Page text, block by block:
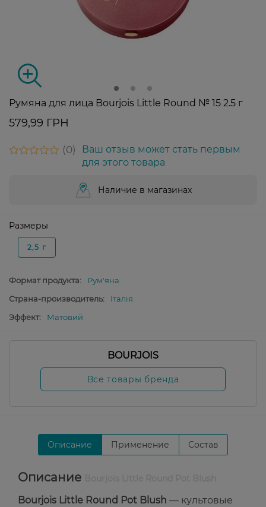
Румяна для лица Bourjois Little Round № 15 2.5 г
579,99 ГРН
0
Ваш отзыв может стать первым
для этого товара
Наличие в магазинах
Размеры
2,5 г
Формат продукта:
Рум'яна
Страна-производитель:
Італія
Эффект:
Матовий
BOURJOIS
Все товары бренда
Описание Применение Состав
Описание
Bourjois Little Round Pot Blush — культовые